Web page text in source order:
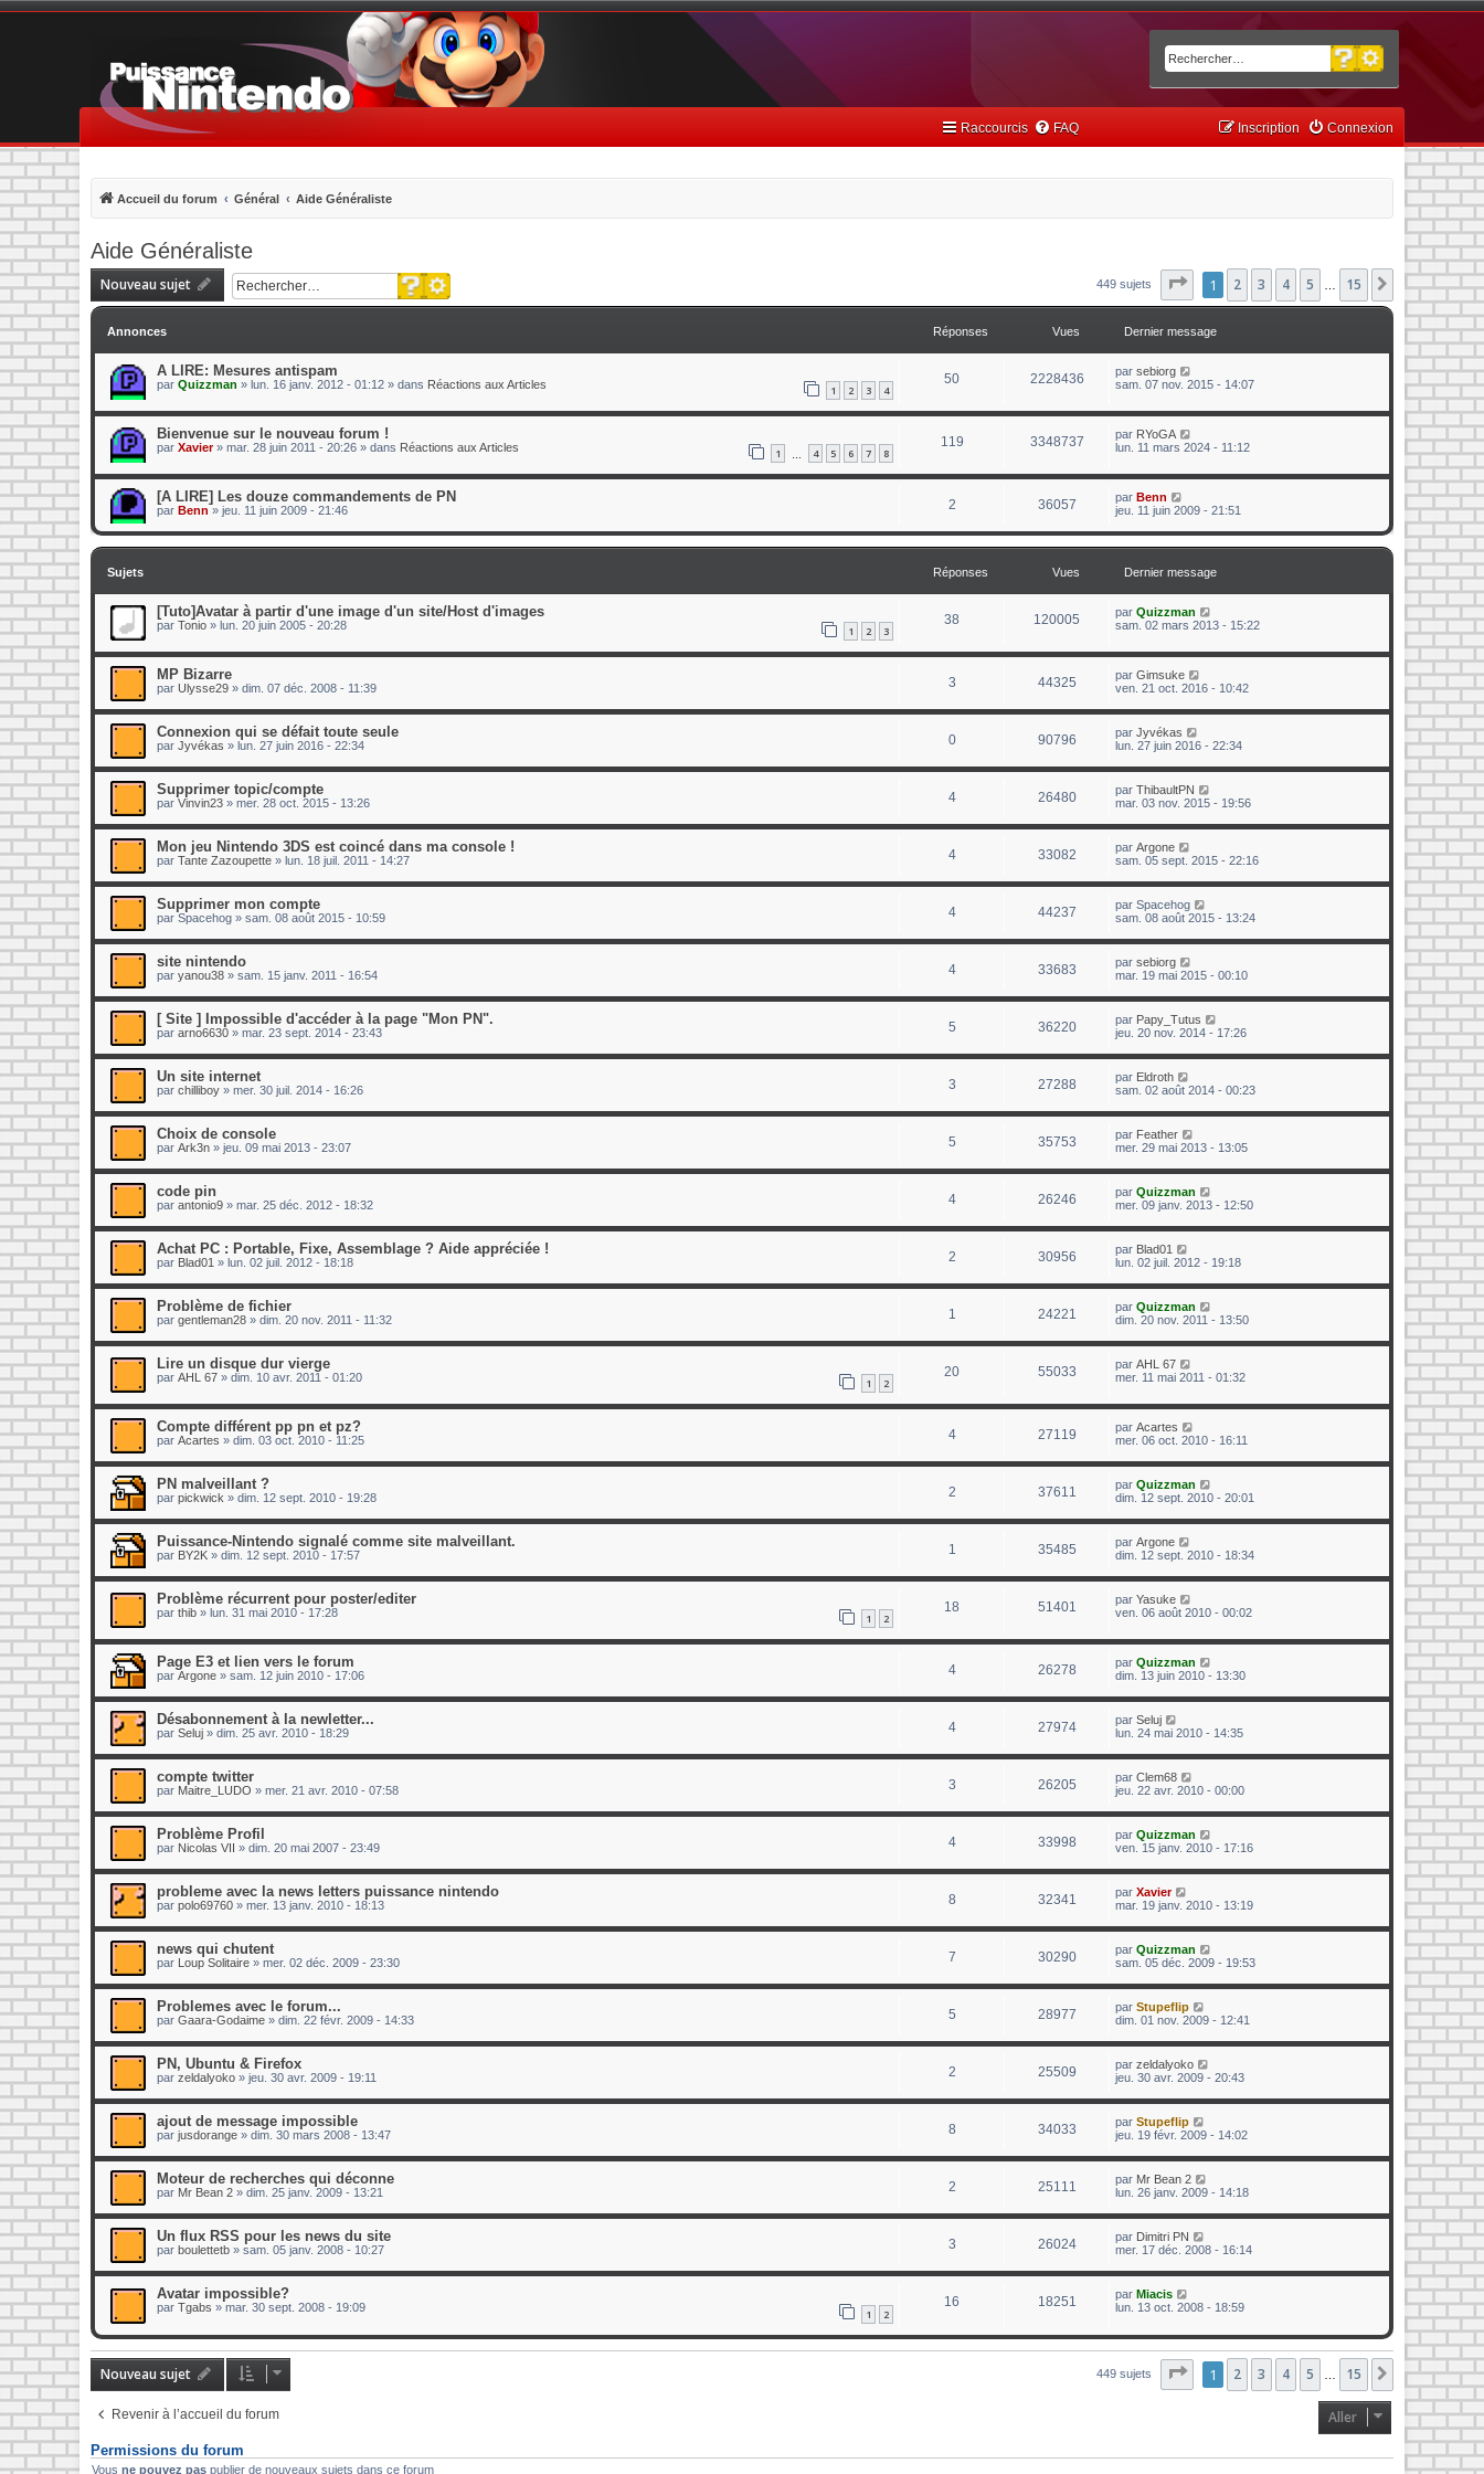
Rechercher
Recherche avancée
Raccourcis FAQ Connexion
Inscription
Accueil du forum Général Aide Généraliste
Aide Généraliste
Nouveau sujet
Rechercher
Recherche avancée 449 sujets Page sur 15
1 2 3 4 5 15 Suivant
Annonces Réponses Vues Dernier message
A LIRE: Mesures antispam
par Quizzman » lun. 16 janv. 2012 - 01:12 » dans Réactions aux Articles 1 2 3 4
50 2228436 par sebiorg
sam. 07 nov. 2015 - 14:07
Bienvenue sur le nouveau forum !
par Xavier» mar. 28 juin 2011 - 20:26 » dans Réactions aux Articles 1 … 4 5 6 7 8
119 3348737 par RYoGA
lun. 11 mars 2024 - 11:12
[A LIRE] Les douze commandements de PN
par Benn » jeu. 11 juin 2009 - 21:46 2 36057 par Benn
jeu. 11 juin 2009 - 21:51
Sujets Réponses Vues Dernier message
[Tuto]Avatar à partir d'une image d'un site/Host d'images
par Tonio » lun. 20 juin 2005 - 20:28 1 2 3
38 120005 par Quizzman
sam. 02 mars 2013 - 15:22
MP Bizarre
par Ulysse29 » dim. 07 déc. 2008 - 11:39 3 44325 par Gimsuke
ven. 21 oct. 2016 - 10:42
Connexion qui se défait toute seule
par Jyvékas » lun. 27 juin 2016 - 22:34 0 90796 par Jyvékas
lun. 27 juin 2016 - 22:34
Supprimer topic/compte
par Vinvin23 » mer. 28 oct. 2015 - 13:26 4 26480 par ThibaultPN
mar. 03 nov. 2015 - 19:56
Mon jeu Nintendo 3DS est coincé dans ma console !
par Tante Zazoupette » lun. 18 juil. 2011 - 14:27 4 33082 par Argone
sam. 05 sept. 2015 - 22:16
Supprimer mon compte
par Spacehog » sam. 08 août 2015 - 10:59 4 44237 par Spacehog
sam. 08 août 2015 - 13:24
site nintendo
par yanou38 » sam. 15 janv. 2011 - 16:54 4 33683 par sebiorg
mar. 19 mai 2015 - 00:10
[ Site ] Impossible d'accéder à la page "Mon PN".
par arno6630 » mar. 23 sept. 2014 - 23:43 5 36220 par Papy_Tutus
jeu. 20 nov. 2014 - 17:26
Un site internet
par chilliboy » mer. 30 juil. 2014 - 16:26 3 27288 par Eldroth
sam. 02 août 2014 - 00:23
Choix de console
par Ark3n » jeu. 09 mai 2013 - 23:07 5 35753 par Feather
mer. 29 mai 2013 - 13:05
code pin
par antonio9 » mar. 25 déc. 2012 - 18:32 4 26246 par Quizzman
mer. 09 janv. 2013 - 12:50
Achat PC : Portable, Fixe, Assemblage ? Aide appréciée !
par Blad01 » lun. 02 juil. 2012 - 18:18 2 30956 par Blad01
lun. 02 juil. 2012 - 19:18
Problème de fichier
par gentleman28 » dim. 20 nov. 2011 - 11:32 1 24221 par Quizzman
dim. 20 nov. 2011 - 13:50
Lire un disque dur vierge
par AHL 67 » dim. 10 avr. 2011 - 01:20 1 2
20 55033 par AHL 67
mer. 11 mai 2011 - 01:32
Compte différent pp pn et pz?
par Acartes » dim. 03 oct. 2010 - 11:25 4 27119 par Acartes
mer. 06 oct. 2010 - 16:11
PN malveillant ?
par pickwick » dim. 12 sept. 2010 - 19:28 2 37611 par Quizzman
dim. 12 sept. 2010 - 20:01
Puissance-Nintendo signalé comme site malveillant.
par BY2K » dim. 12 sept. 2010 - 17:57 1 35485 par Argone
dim. 12 sept. 2010 - 18:34
Problème récurrent pour poster/editer
par thib » lun. 31 mai 2010 - 17:28 1 2
18 51401 par Yasuke
ven. 06 août 2010 - 00:02
Page E3 et lien vers le forum
par Argone » sam. 12 juin 2010 - 17:06 4 26278 par Quizzman
dim. 13 juin 2010 - 13:30
Désabonnement à la newletter...
par Seluj » dim. 25 avr. 2010 - 18:29 4 27974 par Seluj
lun. 24 mai 2010 - 14:35
compte twitter
par Maitre_LUDO » mer. 21 avr. 2010 - 07:58 3 26205 par Clem68
jeu. 22 avr. 2010 - 00:00
Problème Profil
par Nicolas VII » dim. 20 mai 2007 - 23:49 4 33998 par Quizzman
ven. 15 janv. 2010 - 17:16
probleme avec la news letters puissance nintendo
par polo69760 » mer. 13 janv. 2010 - 18:13 8 32341 par Xavier
mar. 19 janv. 2010 - 13:19
news qui chutent
par Loup Solitaire » mer. 02 déc. 2009 - 23:30 7 30290 par Quizzman
sam. 05 déc. 2009 - 19:53
Problemes avec le forum...
par Gaara-Godaime » dim. 22 févr. 2009 - 14:33 5 28977 par Stupeflip
dim. 01 nov. 2009 - 12:41
PN, Ubuntu & Firefox
par zeldalyoko » jeu. 30 avr. 2009 - 19:11 2 25509 par zeldalyoko
jeu. 30 avr. 2009 - 20:43
ajout de message impossible
par jusdorange » dim. 30 mars 2008 - 13:47 8 34033 par Stupeflip
jeu. 19 févr. 2009 - 14:02
Moteur de recherches qui déconne
par Mr Bean 2 » dim. 25 janv. 2009 - 13:21 2 25111 par Mr Bean 2
lun. 26 janv. 2009 - 14:18
Un flux RSS pour les news du site
par boulettetb » sam. 05 janv. 2008 - 10:27 3 26024 par Dimitri PN
mer. 17 déc. 2008 - 16:14
Avatar impossible?
par Tgabs » mar. 30 sept. 2008 - 19:09 1 2
16 18251 par Miacis
lun. 13 oct. 2008 - 18:59
Nouveau sujet 449 sujets Page sur 15
1 2 3 4 5 15 Suivant
Revenir à l’accueil du forum Aller
Permissions du forum
Vous ne pouvez pas publier de nouveaux sujets dans ce forum